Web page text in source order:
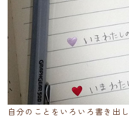
自分のことをいろいろ書き出